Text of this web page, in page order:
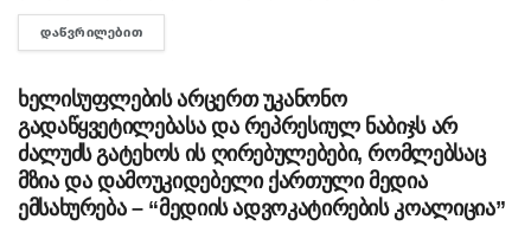
გაიტაცა. ბავშვის ცხედარი ადგილობრივმა იპოვა და
მდინარიდან ამოასვენა. დედის სამძებრო-სამაშველო
ᲓᲐᲬᲕᲠᲘᲚᲔᲑᲘᲗ
ხელისუფლების არცერთ უკანონო
გადაწყვეტილებასა და რეპრესიულ ნაბიჯს არ
ძალუძს გატეხოს ის ღირებულებები, რომლებსაც
მზია და დამოუკიდებელი ქართული მედია
ემსახურება – “მედიის ადვოკატირების კოალიცია”